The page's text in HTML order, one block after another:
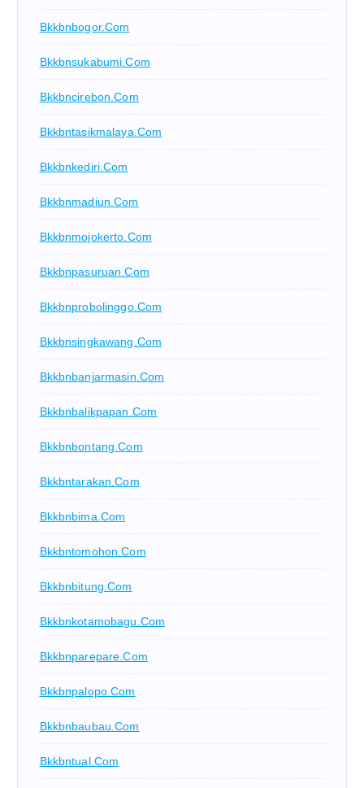
Bkkbnbogor.com
Bkkbnsukabumi.com
Bkkbncirebon.com
Bkkbntasikmalaya.com
Bkkbnkediri.com
Bkkbnmadiun.com
Bkkbnmojokerto.com
Bkkbnpasuruan.com
Bkkbnprobolinggo.com
Bkkbnsingkawang.com
Bkkbnbanjarmasin.com
Bkkbnbalikpapan.com
Bkkbnbontang.com
Bkkbntarakan.com
Bkkbnbima.com
Bkkbntomohon.com
Bkkbnbitung.com
Bkkbnkotamobagu.com
Bkkbnparepare.com
Bkkbnpalopo.com
Bkkbnbaubau.com
Bkkbntual.com